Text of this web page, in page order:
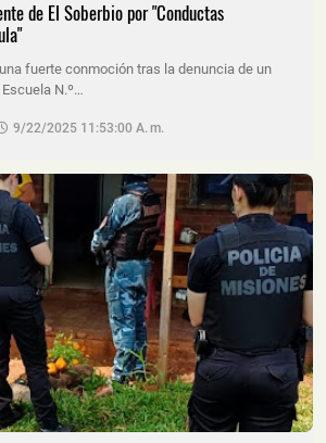
de El Soberbio por "Conductas
fuerte conmoción tras la denuncia de un
N.º…
9/22/2025 11:53:00 A. M.